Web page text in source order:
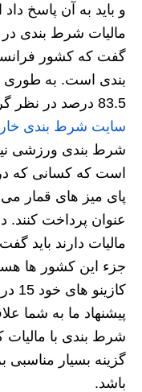
و باید به آن پاسخ
مالیات شرط بندی
گفت که کشور
بندی است. به طوری
83.5 درصد در نظر گرفته شده است. و همچنین برای
سایت شرط بندی
است که کسانی که
پای میز های قمار می
عنوان پرداخت کنند.
مالیات دارند باید
جزء این کشور ها
پیشنهاد ما به شما
شرط بندی با
گزینه بسیار
باشد.